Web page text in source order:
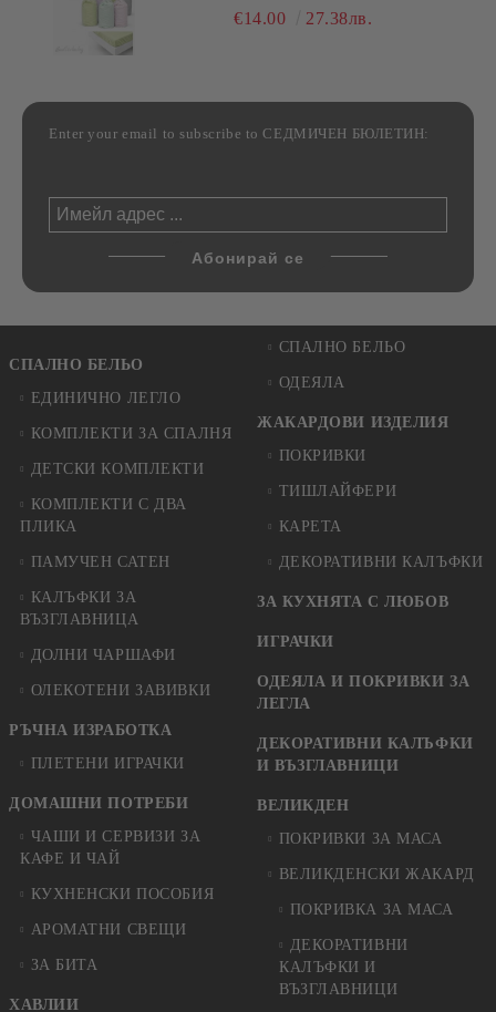
РАЗЛИЧНИ РАЗМЕРИ
€14.00 27.38лв.
Enter your email to subscribe to СЕДМИЧЕН БЮЛЕТИН:
СПАЛНО БЕЛЬО
ЕДИНИЧНО ЛЕГЛО
КОМПЛЕКТИ ЗА СПАЛНЯ
ДЕТСКИ КОМПЛЕКТИ
КОМПЛЕКТИ С ДВА
ПЛИКА
ПАМУЧЕН САТЕН
КАЛЪФКИ ЗА
ВЪЗГЛАВНИЦА
ДОЛНИ ЧАРШАФИ
ОЛЕКОТЕНИ ЗАВИВКИ
РЪЧНА ИЗРАБОТКА
ПЛЕТЕНИ ИГРАЧКИ
ДОМАШНИ ПОТРЕБИ
ЧАШИ И СЕРВИЗИ ЗА
КАФЕ И ЧАЙ
КУХНЕНСКИ ПОСОБИЯ
АРОМАТНИ СВЕЩИ
ЗА БИТА
ХАВЛИИ
СПАЛНО БЕЛЬО
ОДЕЯЛА
ЖАКАРДОВИ ИЗДЕЛИЯ
ПОКРИВКИ
ТИШЛАЙФЕРИ
КАРЕТА
ДЕКОРАТИВНИ КАЛЪФКИ
ЗА КУХНЯТА С ЛЮБОВ
ИГРАЧКИ
ОДЕЯЛА И ПОКРИВКИ ЗА
ЛЕГЛА
ДЕКОРАТИВНИ КАЛЪФКИ
И ВЪЗГЛАВНИЦИ
ВЕЛИКДЕН
ПОКРИВКИ ЗА МАСА
ВЕЛИКДЕНСКИ ЖАКАРД
ПОКРИВКА ЗА МАСА
ДЕКОРАТИВНИ
КАЛЪФКИ И
ВЪЗГЛАВНИЦИ